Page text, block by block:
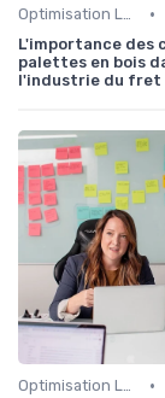
Optimisation Logistique •
L'importance des
palettes en bois
l'industrie du fret
Optimisation Logistique •